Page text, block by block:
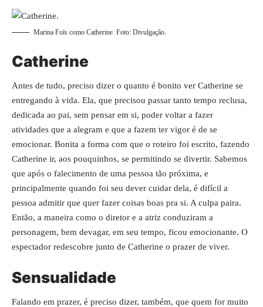
Marina Foïs como Catherine. Foto: Divulgação.
Catherine
Antes de tudo, preciso dizer o quanto é bonito ver Catherine se
entregando à vida. Ela, que precisou passar tanto tempo reclusa,
dedicada ao pai, sem pensar em si, poder voltar a fazer
atividades que a alegram e que a fazem ter vigor é de se
emocionar. Bonita a forma com que o roteiro foi escrito, fazendo
Catherine ir, aos pouquinhos, se permitindo se divertir. Sabemos
que após o falecimento de uma pessoa tão próxima, e
principalmente quando foi seu dever cuidar dela, é difícil a
pessoa admitir que quer fazer coisas boas pra si. A culpa paira.
Então, a maneira como o diretor e a atriz conduziram a
personagem, bem devagar, em seu tempo, ficou emocionante. O
espectador redescobre junto de Catherine o prazer de viver.
Sensualidade
Falando em prazer, é preciso dizer, também, que quem for muito